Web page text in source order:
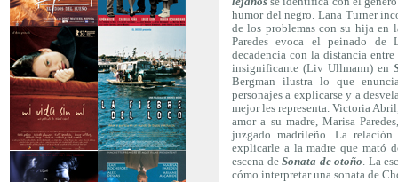
>Eyengui, El Dios
del sueño
>Mi vida sin mi >La fiebre del loco
humor del negro. Lana Turner
de los problemas con su hija en
Paredes evoca el peinado de
decadencia con la distancia
insignificante (Liv Ullmann) en
Bergman ilustra lo que
personajes a explicarse y a
mejor les representa. Victoria
amor a su madre, Marisa
juzgado madrileño. La
explicarle a la madre que mató
escena deSonata de otoño. La
cómo interpretar una sonata de